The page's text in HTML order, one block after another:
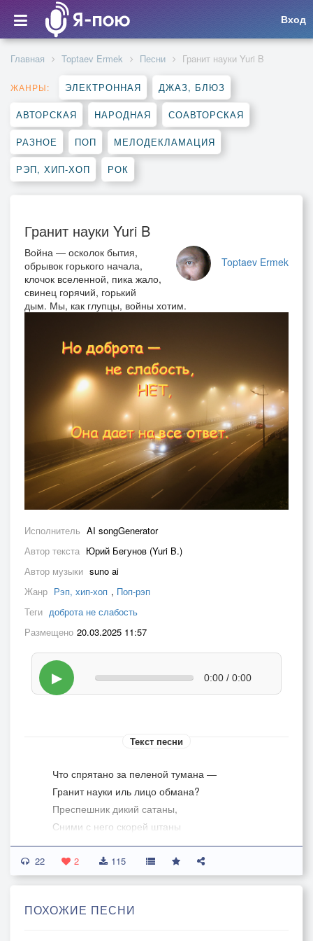
Вход
Главная Toptaev Ermek Песни Гранит науки Yuri B
ЖАНРЫ: ЭЛЕКТРОННАЯ ДЖАЗ, БЛЮЗ
АВТОРСКАЯ НАРОДНАЯ СОАВТОРСКАЯ
РАЗНОЕ ПОП МЕЛОДЕКЛАМАЦИЯ
РЭП, ХИП-ХОП РОК
Гранит науки Yuri B
Toptaev Ermek
Война — осколок бытия,
обрывок горького начала,
клочок вселенной, пика жало,
свинец горячий, горький
дым. Мы, как глупцы, войны хотим.
Исполнитель AI songGenerator
Автор текста Юрий Бегунов (Yuri B.)
Автор музыки suno ai
Жанр Рэп, хип-хоп , Поп-рэп
Теги доброта не слабость
Размещено 20.03.2025 11:57
▶ 0:00 / 0:00
Текст песни
Что спрятано за пеленой тумана —
Гранит науки иль лицо обмана?
Преспешник дикий сатаны,
Сними с него скорей штаны
И всыпь по первое число,
Чтоб горе счастьем заросло.
Тебе, рожденному в рубахе,
22 2 115
ПОХОЖИЕ ПЕСНИ